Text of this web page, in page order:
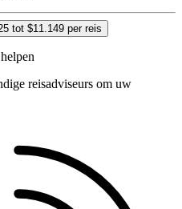
tot $11.149 per reis
reisadviseurs om uw